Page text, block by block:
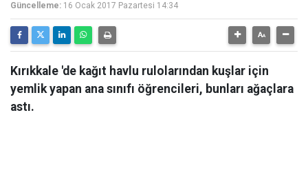
Güncelleme: 16 Ocak 2017 Pazartesi 14:34
Kırıkkale 'de kağıt havlu rulolarından kuşlar için
yemlik yapan ana sınıfı öğrencileri, bunları ağaçlara
astı.